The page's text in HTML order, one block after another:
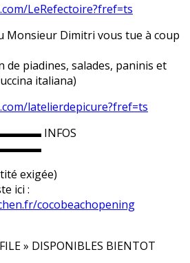
LeRefectoire?fref=ts
Monsieur Dimitri vous tue à coup
de piadines, salades, paninis et
italiana)
latelierdepicure?fref=ts
INFOS
exigée)
ici :
cocobeachopening
» DISPONIBLES BIENTOT